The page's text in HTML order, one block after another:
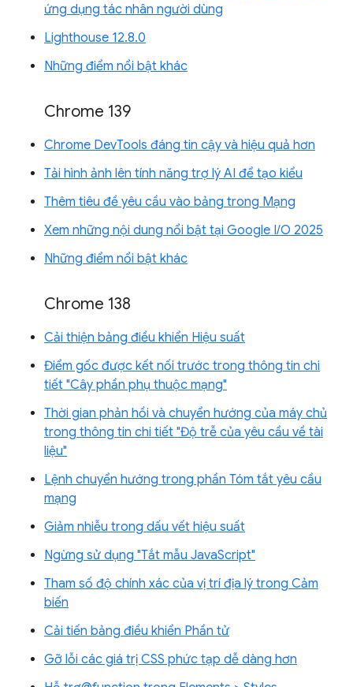
ứng dụng tác nhân người dùng
Lighthouse 12.8.0
Những điểm nổi bật khác
Chrome 139
Chrome DevTools đáng tin cậy và hiệu quả hơn
Tải hình ảnh lên tính năng trợ lý AI để tạo kiểu
Thêm tiêu đề yêu cầu vào bảng trong Mạng
Xem những nội dung nổi bật tại Google I/O 2025
Những điểm nổi bật khác
Chrome 138
Cải thiện bảng điều khiển Hiệu suất
Điểm gốc được kết nối trước trong thông tin chi
tiết "Cây phần phụ thuộc mạng"
Thời gian phản hồi và chuyển hướng của máy chủ
trong thông tin chi tiết "Độ trễ của yêu cầu về tài
liệu"
Lệnh chuyển hướng trong phần Tóm tắt yêu cầu
mạng
Giảm nhiễu trong dấu vết hiệu suất
Ngừng sử dụng "Tắt mẫu JavaScript"
Tham số độ chính xác của vị trí địa lý trong Cảm
biến
Cải tiến bảng điều khiển Phần tử
Gỡ lỗi các giá trị CSS phức tạp dễ dàng hơn